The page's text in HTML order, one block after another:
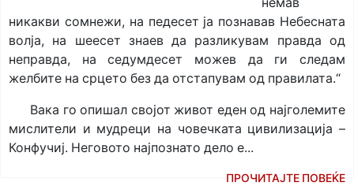
никакви сомнежи, на педесет ја познавав Небесната
волја, на шеесет знаев да раз­ли­кувам прав­да од
неправда, на седумдесет можев да ги следам
желбите на срцето без да отстапувам од правилата.“
Вака го опишал својот живот еден од најголемите
мисли­тели и мудреци на човечката цивилизација –
Конфучиј. Неговото најпознато дело е...
ПРОЧИТАЈТЕ ПОВЕЌЕ